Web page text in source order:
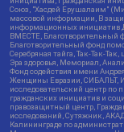
Союз, "Хасдей Ерушалаим"
массовой информации, В
информационных инициатив
ВМЕСТЕ, Благотворительный
Благотворительный фонд
Серебряная тайга, Так-Так-
Эра здоровья, Мемориал,
Фонд содействия имени
Женщины Евразии, СИБАЛЬТ,
исследовательский центр по
гражданских инициатив и
правозащитный центр,
исследований, Сутяжник,
Калининграде по